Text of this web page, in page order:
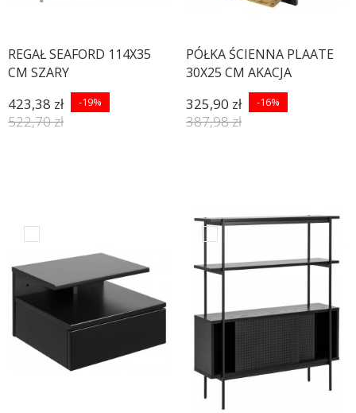
REGAŁ SEAFORD 114X35
CM SZARY
423,38 zł -19%
522,70 zł
PÓŁKA ŚCIENNA PLAATE
30X25 CM AKACJA
325,90 zł -16%
387,98 zł